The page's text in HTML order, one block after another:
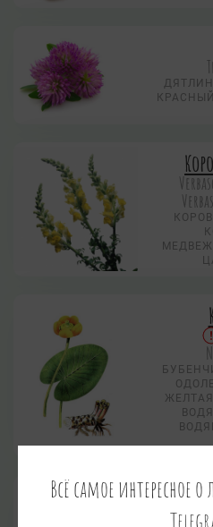
Всё самое интересное о